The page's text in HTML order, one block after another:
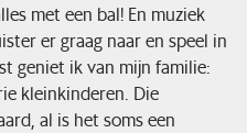
met een bal! En muziek
er graag naar en speel in
geniet ik van mijn familie:
kleinkinderen. Die
al is het soms een